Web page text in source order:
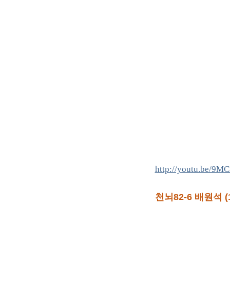
http://youtu.be/
천뇌82-6 배원석